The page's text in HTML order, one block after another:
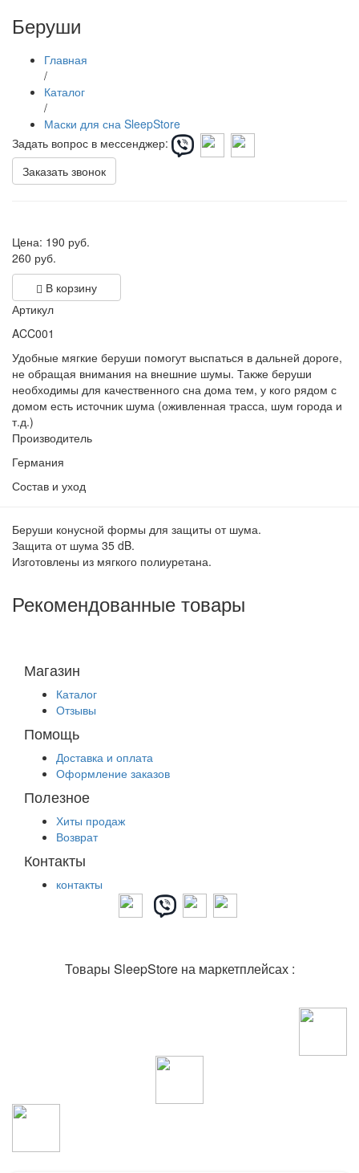
Беруши
Главная
/
Каталог
/
Маски для сна SleepStore
Задать вопрос в мессенджер:
Заказать звонок
Цена: 190 руб.
260 руб.
В корзину
Артикул
ACC001
Удобные мягкие беруши помогут выспаться в дальней дороге,
не обращая внимания на внешние шумы. Также беруши
необходимы для качественного сна дома тем, у кого рядом с
домом есть источник шума (оживленная трасса, шум города и
т.д.)
Производитель
Германия
Состав и уход
Беруши конусной формы для защиты от шума.
Защита от шума 35 dB.
Изготовлены из мягкого полиуретана.
Рекомендованные товары
Магазин
Каталог
Отзывы
Помощь
Доставка и оплата
Оформление заказов
Полезное
Хиты продаж
Возврат
Контакты
контакты
Товары SleepStore на маркетплейсах :